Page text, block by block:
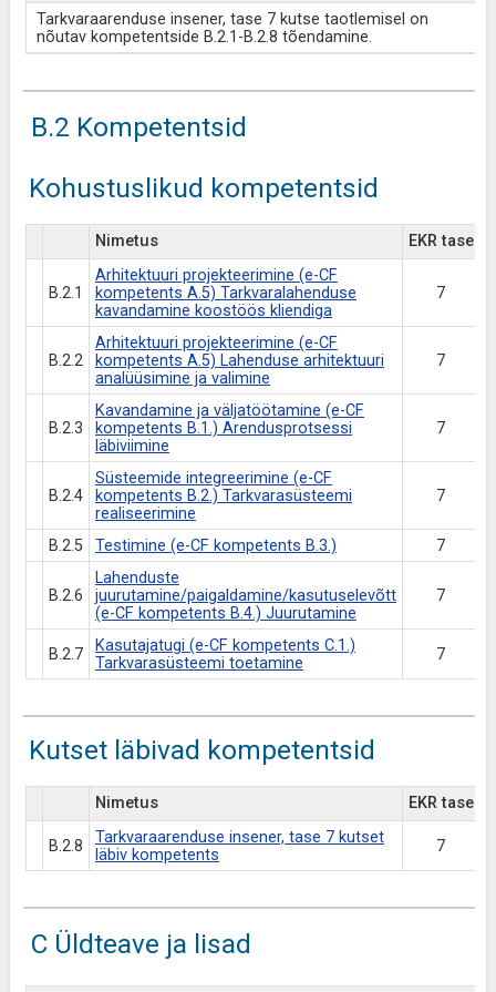
Tarkvaraarenduse insener, tase 7 kutse taotlemisel on
nõutav kompetentside B.2.1-B.2.8 tõendamine.
B.2 Kompetentsid
Kohustuslikud kompetentsid
Nimetus EKR tase
B.2.1
Arhitektuuri projekteerimine (e-CF
kompetents A.5) Tarkvaralahenduse
kavandamine koostöös kliendiga
7
B.2.2
Arhitektuuri projekteerimine (e-CF
kompetents A.5) Lahenduse arhitektuuri
analüüsimine ja valimine
7
B.2.3
Kavandamine ja väljatöötamine (e-CF
kompetents B.1.) Arendusprotsessi
läbiviimine
7
B.2.4
Süsteemide integreerimine (e-CF
kompetents B.2.) Tarkvarasüsteemi
realiseerimine
7
B.2.5 Testimine (e-CF kompetents B.3.) 7
B.2.6
Lahenduste
juurutamine/paigaldamine/kasutuselevõtt
(e-CF kompetents B.4.) Juurutamine
7
B.2.7
Kasutajatugi (e-CF kompetents C.1.)
Tarkvarasüsteemi toetamine
7
Kutset läbivad kompetentsid
Nimetus EKR tase
B.2.8
Tarkvaraarenduse insener, tase 7 kutset
läbiv kompetents
7
C Üldteave ja lisad